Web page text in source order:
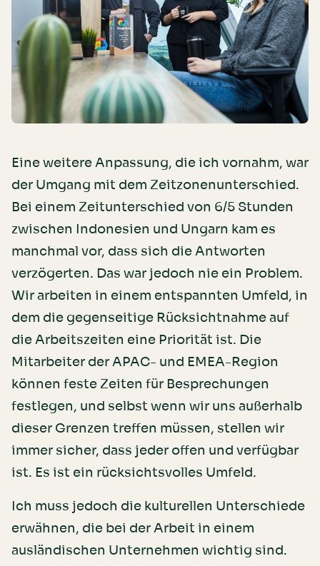
Eine weitere Anpassung, die ich vornahm, war
der Umgang mit dem Zeitzonenunterschied.
Bei einem Zeitunterschied von 6/5 Stunden
zwischen Indonesien und Ungarn kam es
manchmal vor, dass sich die Antworten
verzögerten. Das war jedoch nie ein Problem.
Wir arbeiten in einem entspannten Umfeld, in
dem die gegenseitige Rücksichtnahme auf
die Arbeitszeiten eine Priorität ist. Die
Mitarbeiter der APAC- und EMEA-Region
können feste Zeiten für Besprechungen
festlegen, und selbst wenn wir uns außerhalb
dieser Grenzen treffen müssen, stellen wir
immer sicher, dass jeder offen und verfügbar
ist. Es ist ein rücksichtsvolles Umfeld.
Ich muss jedoch die kulturellen Unterschiede
erwähnen, die bei der Arbeit in einem
ausländischen Unternehmen wichtig sind.